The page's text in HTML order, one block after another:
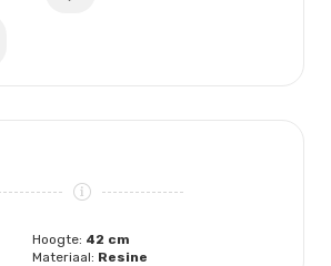
Hoogte: 42 cm
Materiaal: Resine